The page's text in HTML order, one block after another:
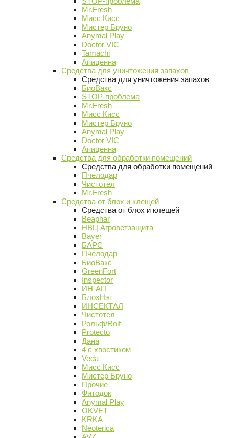
Mr.Fresh
Мисс Кисс
Мистер Бруно
Anymal Play
Doctor VIC
Tamachi
Апиценна
Средства для уничтожения запахов
Средства для уничтожения запахов
БиоВакс
STOP-проблема
Mr.Fresh
Мисс Кисс
Мистер Бруно
Anymal Play
Doctor VIC
Апиценна
Средства для обработки помещений
Средства для обработки помещений
Пчелодар
Чистотел
Mr.Fresh
Средства от блох и клещей
Средства от блох и клещей
Beaphar
НВЦ Агроветзащита
Bayer
БАРС
Пчелодар
БиоВакс
GreenFort
Inspector
ИН-АП
БлохНэт
ИНСЕКТАЛ
Чистотел
Рольф/Rolf
Protecto
Дана
4 с хвостиком
Veda
Мисс Кисс
Мистер Бруно
Прочие
Фитодок
Anymal Play
OKVET
KRKA
Neoterica